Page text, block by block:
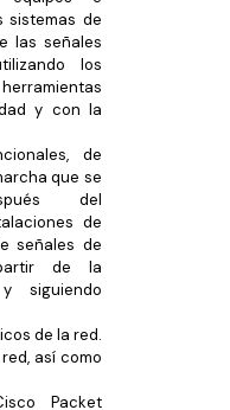
sistemas de
las señales
los
y con la
de
que se
del
de
señales de
de la
siguiendo
de la red.
así como
Packet